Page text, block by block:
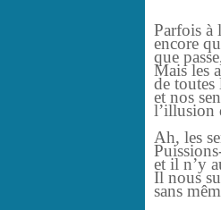
Parfois à
encore
que
Mais les
de toutes
et nos
l’illusion
Ah, les
et il n’y
Il nous
sans